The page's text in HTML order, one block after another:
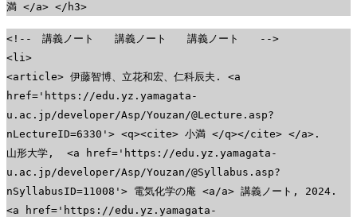
満 </a> </h3>
<!-- 講義ノート 講義ノート 講義ノート -->
<li>
<article> 伊藤智博、立花和宏、仁科辰夫. <a
href='https://edu.yz.yamagata-
u.ac.jp/developer/Asp/Youzan/@Lecture.asp?
nLectureID=6330'> <q><cite> 小満 </q></cite> </a>.
山形大学, <a href='https://edu.yz.yamagata-
u.ac.jp/developer/Asp/Youzan/@Syllabus.asp?
nSyllabusID=11008'> 電気化学の庵 <a/a> 講義ノート, 2024.
<a href='https://edu.yz.yamagata-